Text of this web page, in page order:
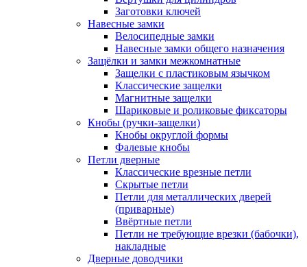
Заготовки ключей
Навесные замки
Велосипедные замки
Навесные замки общего назначения
Защёлки и замки межкомнатные
Защелки с пластиковым язычком
Классические защелки
Магнитные защелки
Шариковые и роликовые фиксаторы
Кнобы (ручки-защелки)
Кнобы округлой формы
Фалевые кнобы
Петли дверные
Классические врезные петли
Скрытые петли
Петли для металлических дверей
(приварные)
Ввёртные петли
Петли не требующие врезки (бабочки),
накладные
Дверные доводчики